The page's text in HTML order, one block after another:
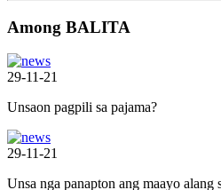
Among BALITA
29-11-21
Unsaon pagpili sa pajama?
29-11-21
Unsa nga panapton ang maayo alang